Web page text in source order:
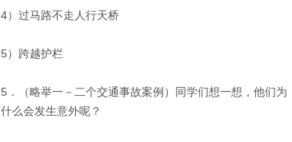
4）过马路不走人行天桥
5）跨越护栏
5．（略举一－二个交通事故案例）同学们想一想，他们为
什么会发生意外呢？